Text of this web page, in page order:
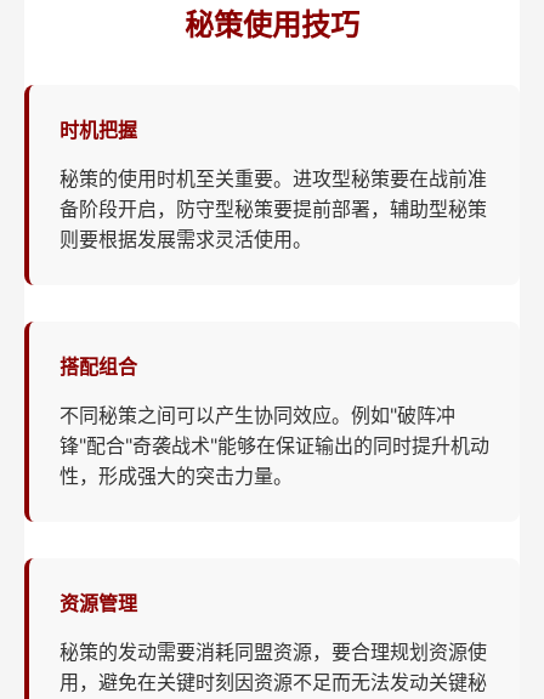
秘策使用技巧
时机把握
秘策的使用时机至关重要。进攻型秘策要在战前准
备阶段开启，防守型秘策要提前部署，辅助型秘策
则要根据发展需求灵活使用。
搭配组合
不同秘策之间可以产生协同效应。例如"破阵冲
锋"配合"奇袭战术"能够在保证输出的同时提升机动
性，形成强大的突击力量。
资源管理
秘策的发动需要消耗同盟资源，要合理规划资源使
用，避免在关键时刻因资源不足而无法发动关键秘